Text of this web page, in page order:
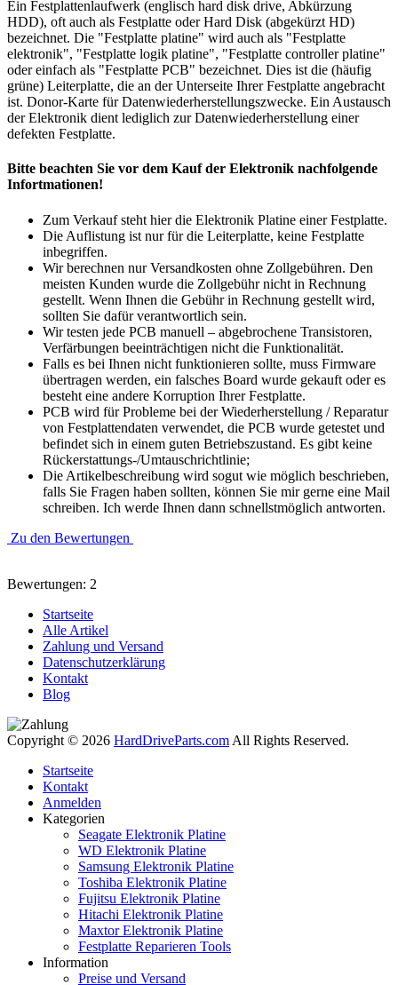
Ein Festplattenlaufwerk (englisch hard disk drive, Abkürzung
HDD), oft auch als Festplatte oder Hard Disk (abgekürzt HD)
bezeichnet. Die "Festplatte platine" wird auch als "Festplatte
elektronik", "Festplatte logik platine", "Festplatte controller platine"
oder einfach als "Festplatte PCB" bezeichnet. Dies ist die (häufig
grüne) Leiterplatte, die an der Unterseite Ihrer Festplatte angebracht
ist. Donor-Karte für Datenwiederherstellungszwecke. Ein Austausch
der Elektronik dient lediglich zur Datenwiederherstellung einer
defekten Festplatte.
Bitte beachten Sie vor dem Kauf der Elektronik nachfolgende
Infortmationen!
Zum Verkauf steht hier die Elektronik Platine einer Festplatte.
Die Auflistung ist nur für die Leiterplatte, keine Festplatte
inbegriffen.
Wir berechnen nur Versandkosten ohne Zollgebühren. Den
meisten Kunden wurde die Zollgebühr nicht in Rechnung
gestellt. Wenn Ihnen die Gebühr in Rechnung gestellt wird,
sollten Sie dafür verantwortlich sein.
Wir testen jede PCB manuell – abgebrochene Transistoren,
Verfärbungen beeinträchtigen nicht die Funktionalität.
Falls es bei Ihnen nicht funktionieren sollte, muss Firmware
übertragen werden, ein falsches Board wurde gekauft oder es
besteht eine andere Korruption Ihrer Festplatte.
PCB wird für Probleme bei der Wiederherstellung / Reparatur
von Festplattendaten verwendet, die PCB wurde getestet und
befindet sich in einem guten Betriebszustand. Es gibt keine
Rückerstattungs-/Umtauschrichtlinie;
Die Artikelbeschreibung wird sogut wie möglich beschrieben,
falls Sie Fragen haben sollten, können Sie mir gerne eine Mail
schreiben. Ich werde Ihnen dann schnellstmöglich antworten.
Zu den Bewertungen
Bewertungen: 2
Startseite
Alle Artikel
Zahlung und Versand
Datenschutzerklärung
Kontakt
Blog
Copyright © 2026 HardDriveParts.com All Rights Reserved.
Startseite
Kontakt
Anmelden
Kategorien
Seagate Elektronik Platine
WD Elektronik Platine
Samsung Elektronik Platine
Toshiba Elektronik Platine
Fujitsu Elektronik Platine
Hitachi Elektronik Platine
Maxtor Elektronik Platine
Festplatte Reparieren Tools
Information
Preise und Versand